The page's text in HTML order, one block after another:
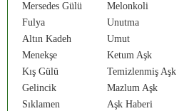
Mersedes Gülü
Melonkoli
Fulya
Unutma
Altın Kadeh
Umut
Menekşe
Ketum Aşk
Kış Gülü
Temizlenmiş Aşk
Gelincik
Mazlum Aşk
Sıklamen
Aşk Haberi